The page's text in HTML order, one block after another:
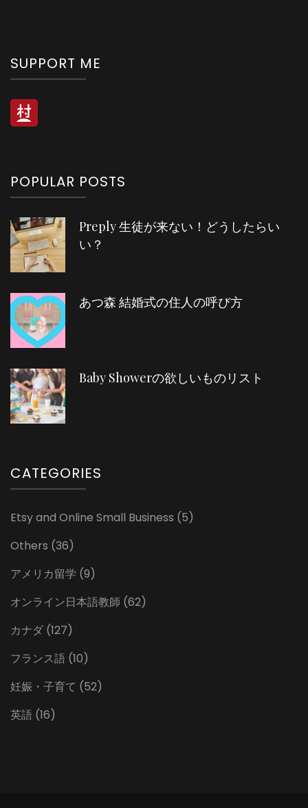
SUPPORT ME
POPULAR POSTS
Preply 生徒が来ない！どうしたらい
い？
あつ森 結婚式の住人の呼び方
Baby Showerの欲しいものリスト
CATEGORIES
Etsy and Online Small Business (5)
Others (36)
アメリカ留学 (9)
オンライン日本語教師 (62)
カナダ (127)
フランス語 (10)
妊娠・子育て (52)
英語 (16)